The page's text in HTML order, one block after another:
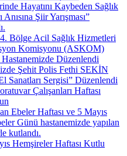
Hayatını Kaybeden Sağlık
Anısına Şiir Yarışması”
4. Bölge Acil Sağlık Hizmetleri
Komisyonu (ASKOM)
Hastanemizde Düzenlendi
Şehit Polis Fethi SEKİN
Sanatları Sergisi” Düzenlendi
Çalışanları Haftası
Ebeler Haftası ve 5 Mayıs
Günü hastanemizde yapılan
kutlandı.
Hemşireler Haftası Kutlu